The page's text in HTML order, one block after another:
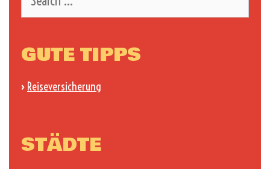
for:
GUTE TIPPS
› Reiseversicherung
STÄDTE